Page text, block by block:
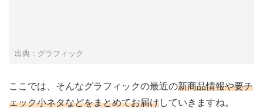
出典：グラフィック
ここでは、そんなグラフィックの最近の新商品情報や要チ
ェック小ネタなどをまとめてお届けしていきますね。